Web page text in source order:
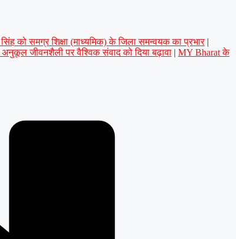
सिंह को समग्र शिक्षा (माध्यमिक) के जिला समन्वयक का प्रभार |
जीवनशैली पर वैश्विक संवाद को दिया बढ़ावा | MY Bharat के